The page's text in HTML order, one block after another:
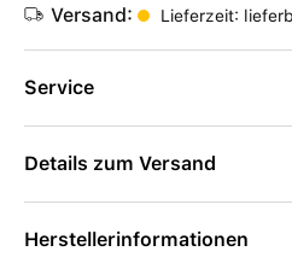
Versand: Lieferzeit:
Service
Details zum Versand
Herstellerinformationen